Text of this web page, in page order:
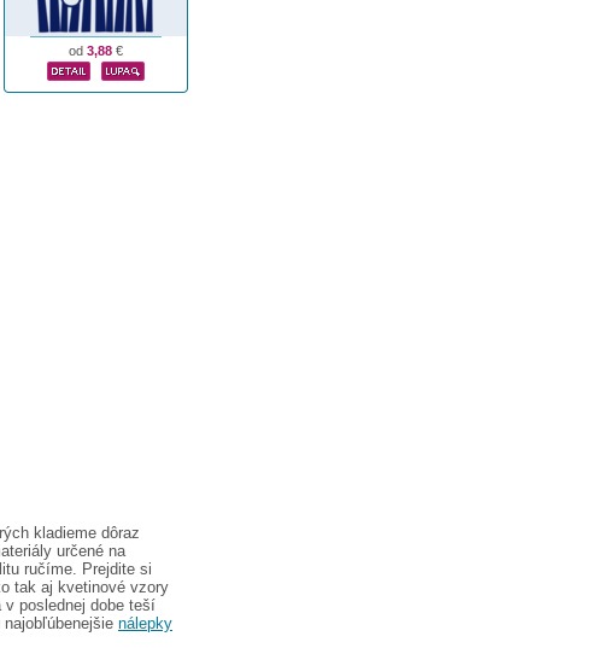
od 3,88 €
kladieme dôraz
určené na
ručíme. Prejdite si
tak aj kvetinové vzory
poslednej dobe teší
nálepky